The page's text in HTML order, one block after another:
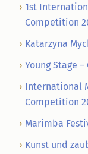
1st
Competition
Katarzyna
Young Stage
International
Competition
Marimba
Kunst und